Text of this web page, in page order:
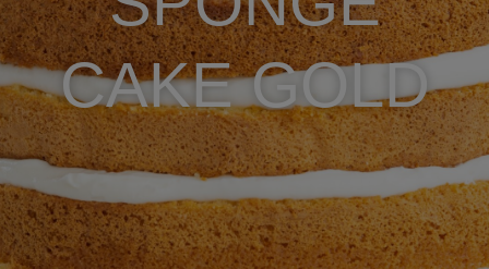
CAKE GOLD